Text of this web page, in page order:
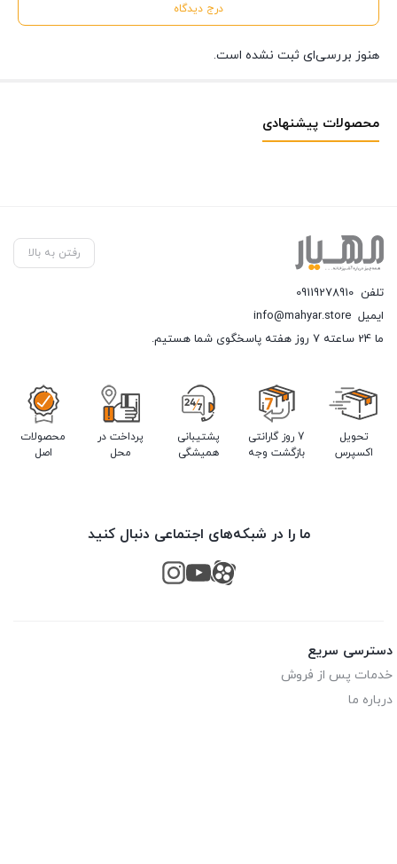
درج دیدگاه
هنوز بررسی‌ای ثبت نشده است.
محصولات پیشنهادی
رفتن به بالا
تلفن 09119278910
ایمیل info@mahyar.store
ما 24 ساعته 7 روز هفته پاسخگوی شما هستیم.
تحویل
اکسپرس
7 روز گارانتی
بازگشت وجه
پشتیبانی
همیشگی
پرداخت در
محل
محصولات
اصل
ما را در شبکه‌های اجتماعی دنبال کنید
دسترسی سریع
خدمات پس از فروش
درباره ما